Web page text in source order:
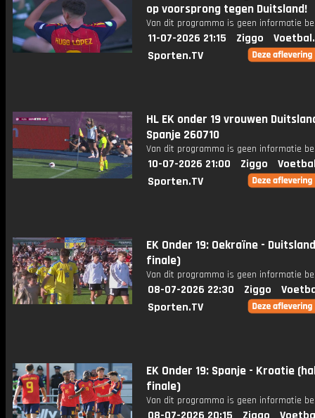
op voorsprong tegen Duitsland!
Van dit programma is geen informatie
11-07-2026 21:15 Ziggo
Sporten.TV
HL EK onder 19 vrouwen
Spanje 260710
Van dit programma is geen informatie
10-07-2026 21:00 Ziggo
Sporten.TV
EK Onder 19: Oekraïne -
finale)
Van dit programma is geen informatie
08-07-2026 22:30 Ziggo
Sporten.TV
EK Onder 19: Spanje - Kroatie
finale)
Van dit programma is geen informatie